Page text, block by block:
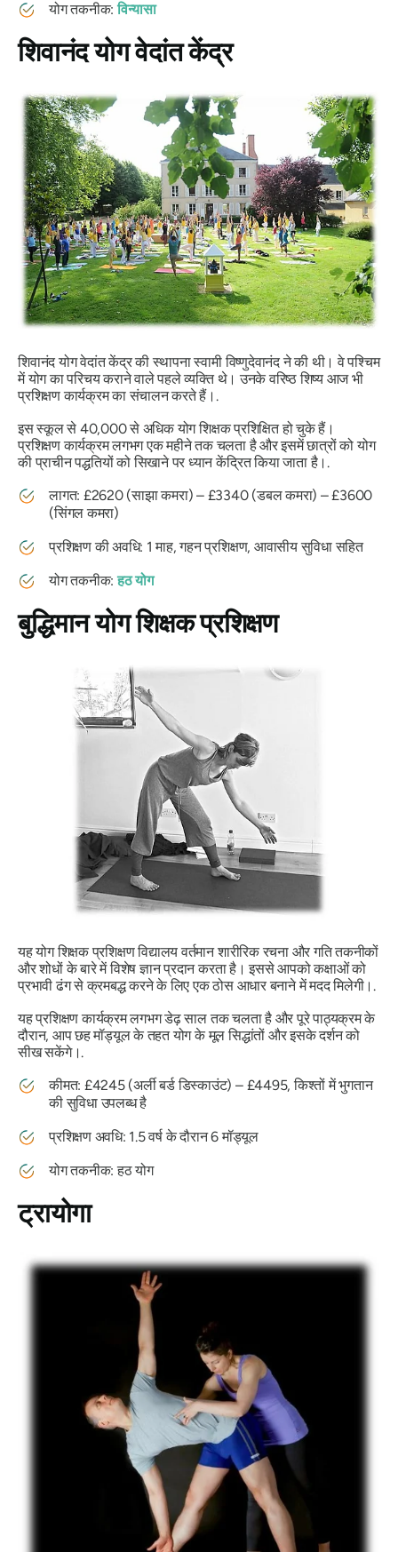
योग तकनीक:विन्यासा
शिवानंद योग वेदांत केंद्र
शिवानंद योग वेदांत केंद्र की स्थापना स्वामी विष्णुदेवानंद ने की थी। वे पश्चिम
में योग का परिचय कराने वाले पहले व्यक्ति थे। उनके वरिष्ठ शिष्य आज भी
प्रशिक्षण कार्यक्रम का संचालन करते हैं।.
इस स्कूल से 40,000 से अधिक योग शिक्षक प्रशिक्षित हो चुके हैं।
प्रशिक्षण कार्यक्रम लगभग एक महीने तक चलता है और इसमें छात्रों को योग
की प्राचीन पद्धतियों को सिखाने पर ध्यान केंद्रित किया जाता है।.
लागत: £2620 (साझा कमरा) – £3340 (डबल कमरा) – £3600
(सिंगल कमरा)
प्रशिक्षण की अवधि: 1 माह, गहन प्रशिक्षण, आवासीय सुविधा सहित
योग तकनीक:हठ योग
बुद्धिमान योग शिक्षक प्रशिक्षण
यह योग शिक्षक प्रशिक्षण विद्यालय वर्तमान शारीरिक रचना और गति तकनीकों
और शोधों के बारे में विशेष ज्ञान प्रदान करता है। इससे आपको कक्षाओं को
प्रभावी ढंग से क्रमबद्ध करने के लिए एक ठोस आधार बनाने में मदद मिलेगी।.
यह प्रशिक्षण कार्यक्रम लगभग डेढ़ साल तक चलता है और पूरे पाठ्यक्रम के
दौरान, आप छह मॉड्यूल के तहत योग के मूल सिद्धांतों और इसके दर्शन को
सीख सकेंगे।.
कीमत: £4245 (अर्ली बर्ड डिस्काउंट) – £4495, किश्तों में भुगतान
की सुविधा उपलब्ध है
प्रशिक्षण अवधि: 1.5 वर्ष के दौरान 6 मॉड्यूल
योग तकनीक: हठ योग
ट्रायोगा